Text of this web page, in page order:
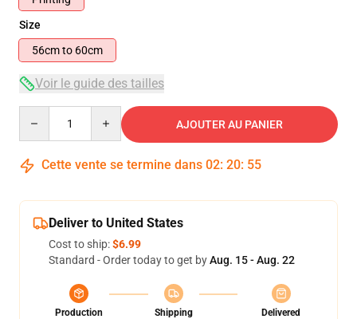
Size
56cm to 60cm
Voir le guide des tailles
AJOUTER AU PANIER
Cette vente se termine dans 02: 20: 54
Deliver to United States
Cost to ship:$6.99
Standard - Order today to get byAug. 15 - Aug. 22
Production
Shipping
Delivered